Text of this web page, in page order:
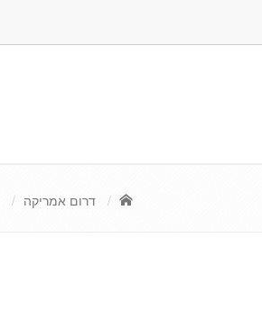
דרום אמריקה